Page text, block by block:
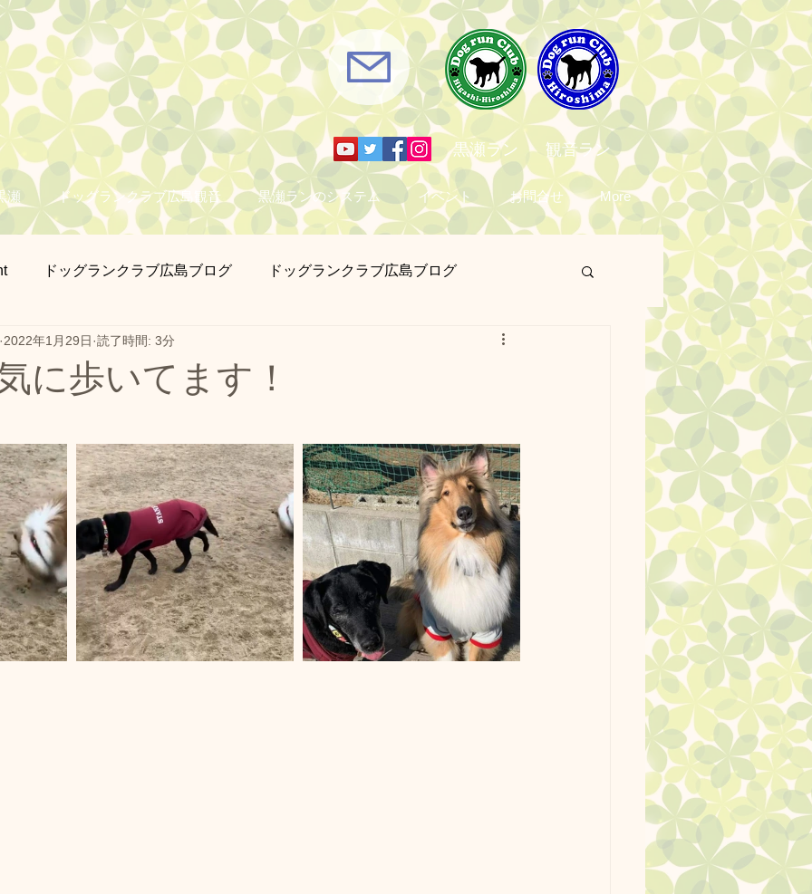
黒瀬ラン 観音ラン
瀬 ドッグランクラブ広島観音 黒瀬ランのシステム イベント お問合せ More
ドッグランクラブ広島ブログ ドッグランクラブ広島ブログ
ん撮影 営業日のお知らせ
ッグプール 営業時間変更のお知らせ ご連絡
ノーズワーク｜飼い主とわんちゃんが一緒に楽しめるワーク。 最新情報
販売 カフェ情報 ドッグランクラブ広島‐観音
に歩いてます！
2022年1月29日 読了時間: 3分